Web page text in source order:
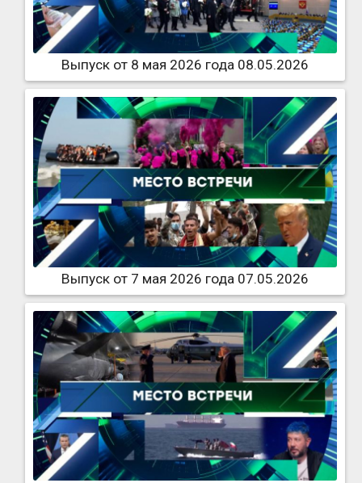
Выпуск от 8 мая 2026 года 08.05.2026
Выпуск от 7 мая 2026 года 07.05.2026